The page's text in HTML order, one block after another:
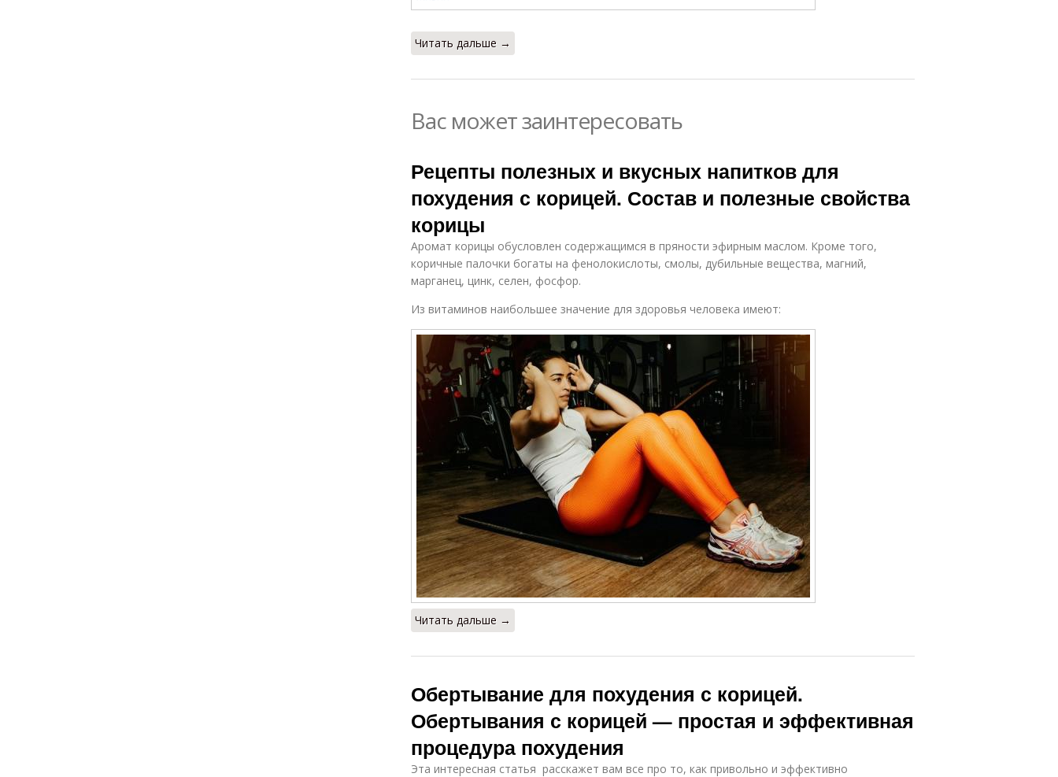
Читать дальше →
Вас может заинтересовать
Рецепты полезных и вкусных напитков для
похудения с корицей. Состав и полезные свойства
корицы
Аромат корицы обусловлен содержащимся в пряности эфирным маслом. Кроме того,
коричные палочки богаты на фенолокислоты, смолы, дубильные вещества, магний,
марганец, цинк, селен, фосфор.
Из витаминов наибольшее значение для здоровья человека имеют:
Читать дальше →
Обертывание для похудения с корицей.
Обертывания с корицей — простая и эффективная
процедура похудения
Эта интересная статья расскажет вам все про то, как привольно и эффективно